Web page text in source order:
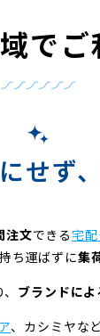
で
せず、
注文できる宅
ち運ばずに集
ブランドに
、カシミヤな